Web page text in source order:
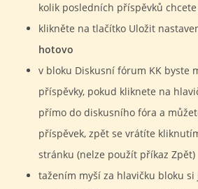
kolik posledních příspěvků
klikněte na tlačítko Uložit
hotovo
v bloku Diskusní fórum KK byste
příspěvky, pokud kliknete na
přímo do diskusního fóra a
příspěvek, zpět se vrátíte
stránku (nelze použít příkaz Zpět)
tažením myší za hlavičku bloku